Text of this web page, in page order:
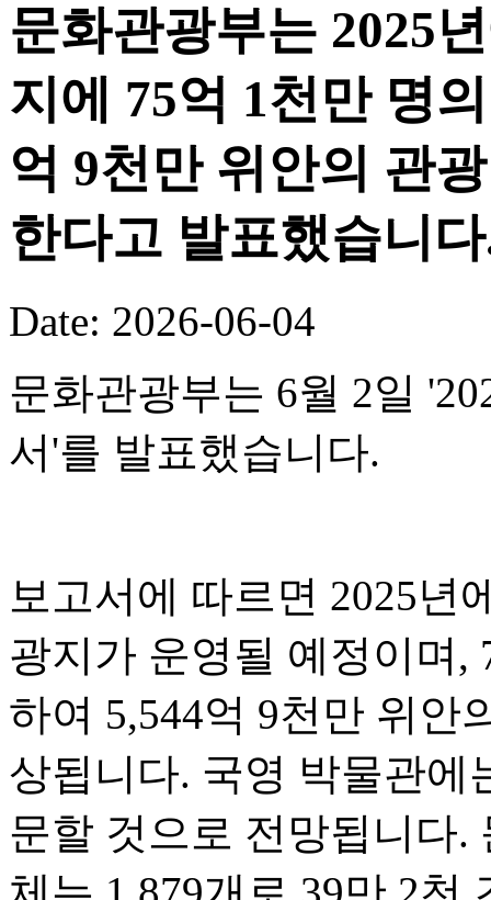
문화관광부는 2025
지에 75억 1천만 명
억 9천만 위안의 관
한다고 발표했습니
Date: 2026-06-04
문화관광부는 6월 2일
서'를 발표했습니다.
보고서에 따르면 2025년
광지가 운영될 예정이며,
하여 5,544억 9천만 위안
상됩니다. 국영 박물관에
문할 것으로 전망됩니다.